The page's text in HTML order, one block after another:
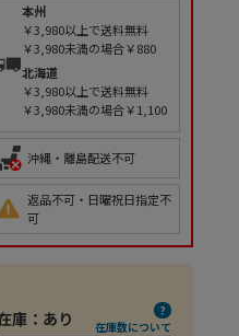
本州
￥3,980以上で送料無料
￥3,980未満の場合￥880
北海道
￥3,980以上で送料無料
￥3,980未満の場合￥1,100
沖縄・離島配送不可
返品不可・日曜祝日指定不
可
庫： あり 在庫数について